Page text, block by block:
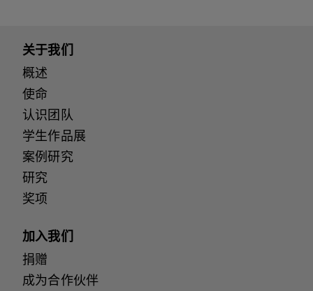
关于我们
概述
使命
认识团队
学生作品展
案例研究
研究
奖项
加入我们
捐赠
成为合作伙伴